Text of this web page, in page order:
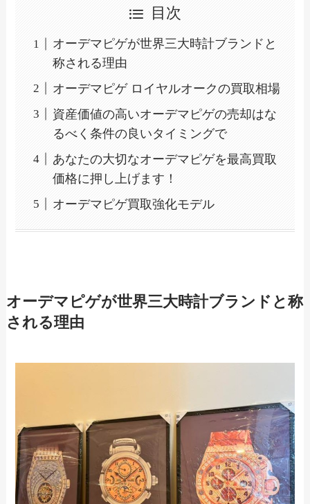
目次
オーデマピゲが世界三大時計ブランドと
称される理由
オーデマピゲ ロイヤルオークの買取相場
資産価値の高いオーデマピゲの売却はな
るべく条件の良いタイミングで
あなたの大切なオーデマピゲを最高買取
価格に押し上げます！
オーデマピゲ買取強化モデル
オーデマピゲが世界三大時計ブランドと称
される理由